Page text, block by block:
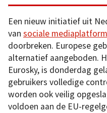
Een nieuw initiatief uit
van sociale
doorbreken. Europese
alternatief aangeboden.
Eurosky, is donderdag
gebruikers volledige
worden ook veilig
voldoen aan de EU-